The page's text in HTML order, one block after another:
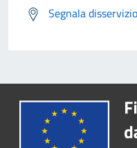
Segnala disservizio